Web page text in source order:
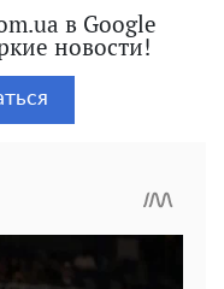
в Google
новости!